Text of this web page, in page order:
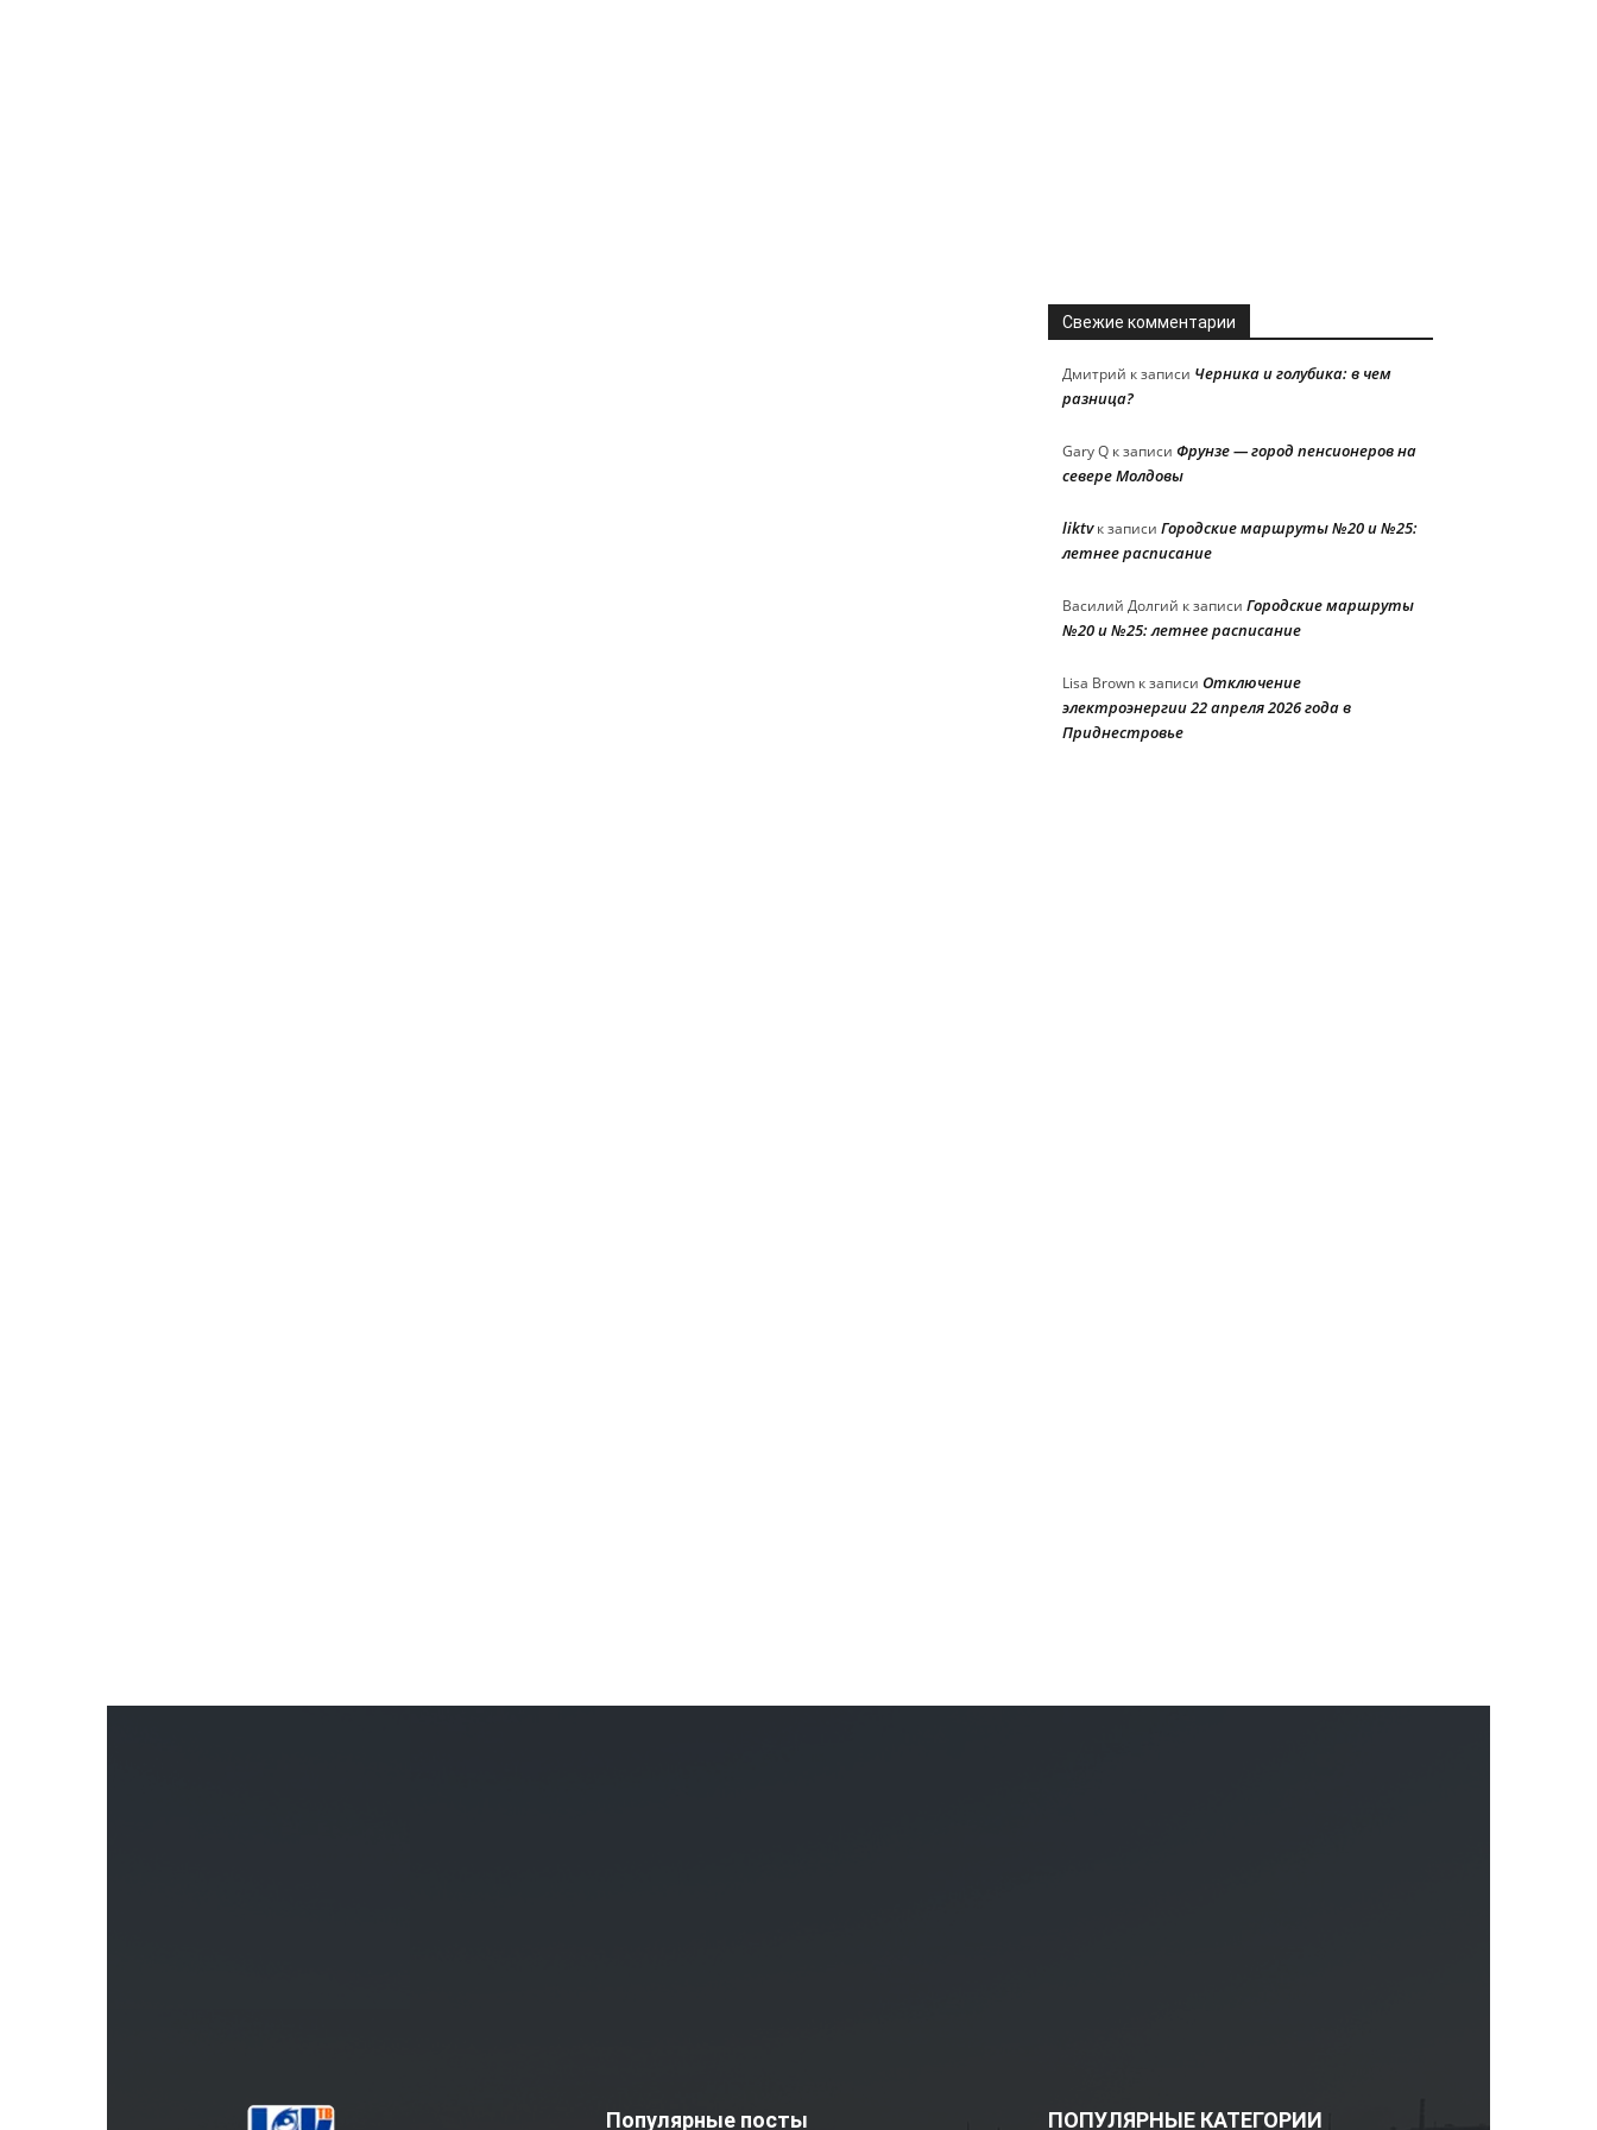
Свежие комментарии
Дмитрий к записи Черника и голубика: в чем
разница?
Gary Q к записи Фрунзе — город пенсионеров на
севере Молдовы
liktvк записи Городские маршруты №20 и №25:
летнее расписание
Василий Долгий к записи Городские маршруты
№20 и №25: летнее расписание
Lisa Brown к записи Отключение
электроэнергии 22 апреля 2026 года в
Приднестровье
Популярные посты ПОПУЛЯРНЫЕ КАТЕГОРИИ